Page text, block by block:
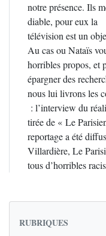
notre présence. Ils
diable, pour eux la
télévision est un
Au cas ou Nataïs
horribles propos, et
épargner des
nous lui livrons les
: l’interview du
tirée de « Le
reportage a été
Villardière, Le
tous d’horribles
RUBRIQUES